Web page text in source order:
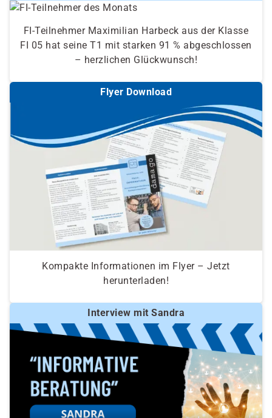
FI-Teilnehmer Maximilian Harbeck aus der Klasse
FI 05 hat seine T1 mit starken 91 % abgeschlossen
– herzlichen Glückwunsch!
Flyer Download
Kompakte Informationen im Flyer – Jetzt
herunterladen!
Interview mit Sandra